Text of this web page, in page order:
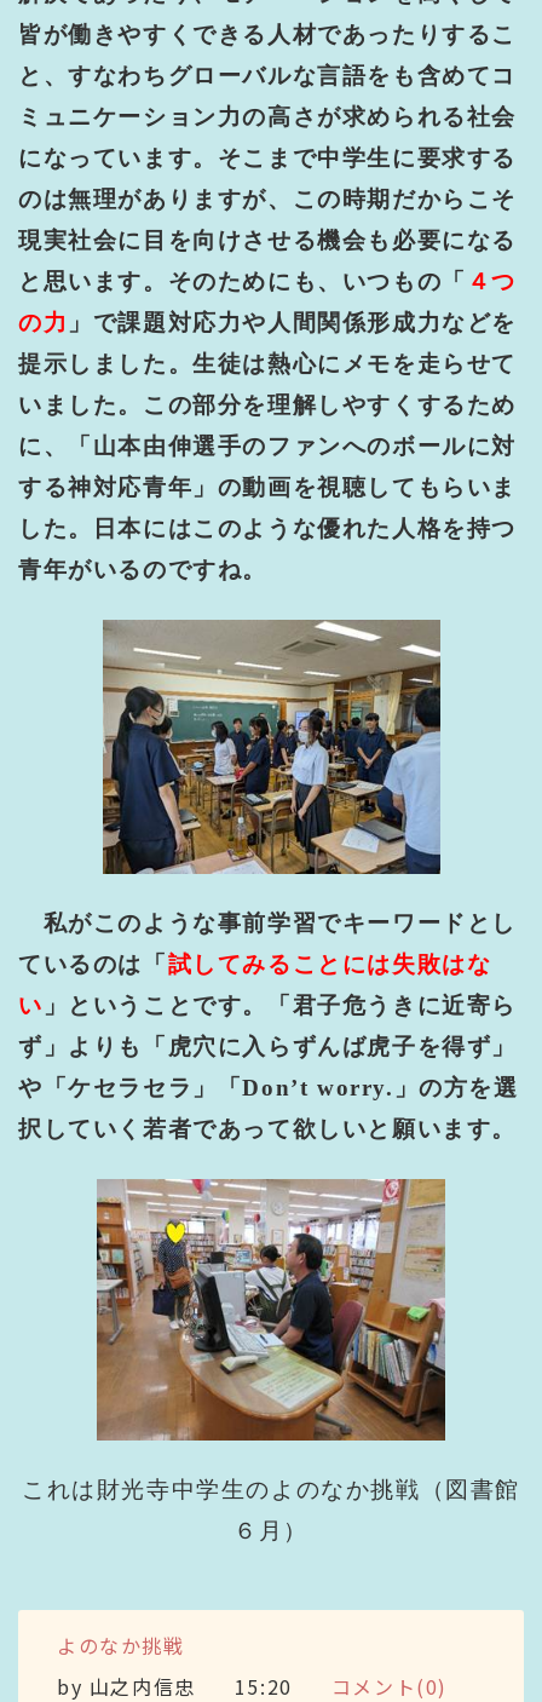
皆が働きやすくできる人材であったりするこ
と、すなわちグローバルな言語をも含めてコ
ミュニケーション力の高さが求められる社会
になっています。そこまで中学生に要求する
のは無理がありますが、この時期だからこそ
現実社会に目を向けさせる機会も必要になる
と思います。そのためにも、いつもの「 ４つ
の力 」で課題対応力や人間関係形成力などを
提示しました。生徒は熱心にメモを走らせて
いました。この部分を理解しやすくするため
に、「山本由伸選手のファンへのボールに対
する神対応青年」の動画を視聴してもらいま
した。日本にはこのような優れた人格を持つ
青年がいるのですね。
私がこのような事前学習でキーワードとし
ているのは「試してみることには失敗はな
い 」ということです。「君子危うきに近寄ら
ず」よりも「虎穴に入らずんば虎子を得ず」
や「ケセラセラ」「Don’t worry. 」の方を選
択していく若者であって欲しいと願います。
これは財光寺中学生のよのなか挑戦（図書館
６月）
よのなか挑戦
by 山之内信忠 15:20 コメント(0)